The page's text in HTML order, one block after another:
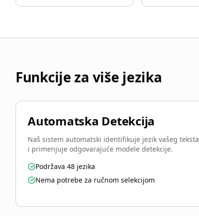
Funkcije za više jezika
Automatska Detekcija
Naš sistem automatski identifikuje jezik vašeg teksta
i primenjuje odgovarajuće modele detekcije.
Podržava 48 jezika
Nema potrebe za ručnom selekcijom